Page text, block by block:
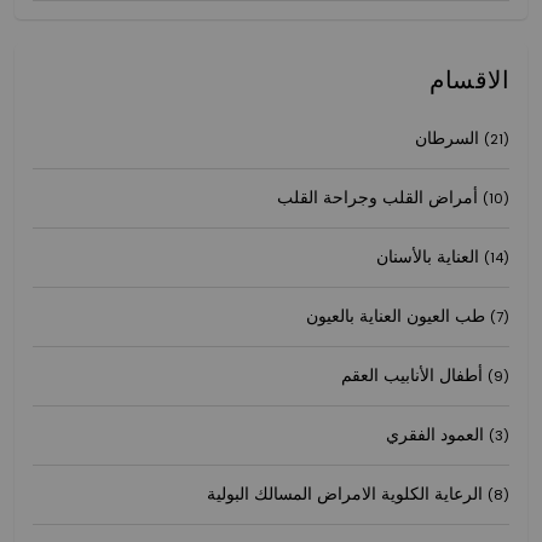
الاقسام
(21)
(10)
(14)
(7)
(9)
(3)
(8)